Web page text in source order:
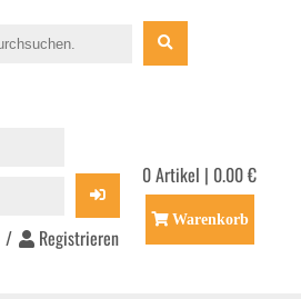
/ Registrieren
0 Artikel | 0.00 €
Warenkorb